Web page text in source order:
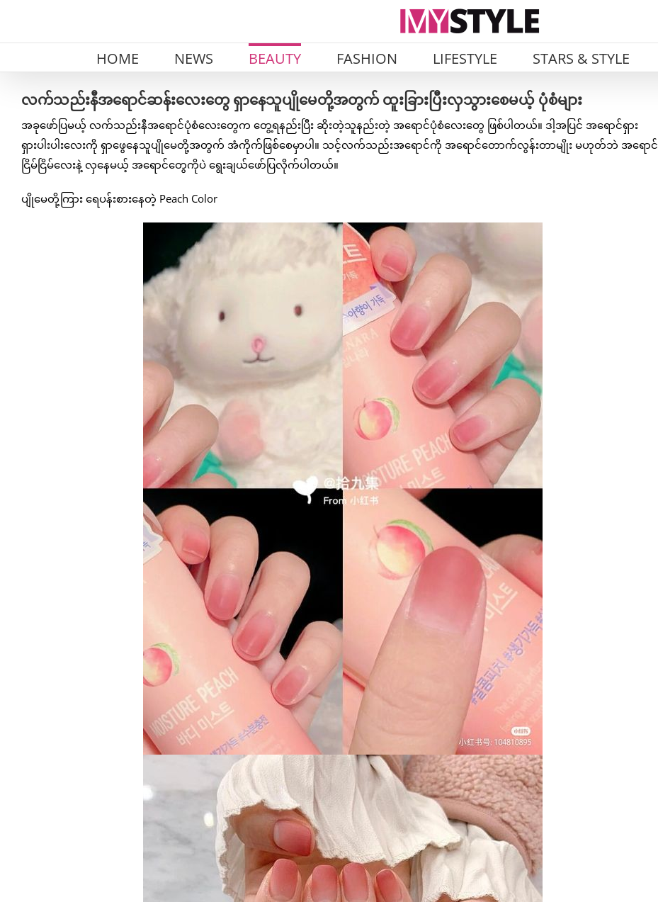
HOME NEWS BEAUTY FASHION LIFESTYLE STARS & STYLE
လက်သည်းနီအရောင်ဆန်းလေးတွေ ရှာနေသူပျိုမေတို့အတွက် ထူးခြားပြီးလှသွားစေမယ့် ပုံစံများ
အခုဖော်ပြမယ့် လက်သည်းနီအရောင်ပုံစံလေးတွေက တွေ့ရနည်းပြီး ဆိုးတဲ့သူနည်းတဲ့ အရောင်ပုံစံလေးတွေ ဖြစ်ပါတယ်။ ဒါ့အပြင် အရောင်ရှား
ရှားပါးပါးလေးကို ရှာဖွေနေသူပျိုမေတို့အတွက် အံကိုက်ဖြစ်စေမှာပါ။ သင့်လက်သည်းအရောင်ကို အရောင်တောက်လွန်းတာမျိုး မဟုတ်ဘဲ အရောင်
ငြိမ်ငြိမ်လေးနဲ့ လှနေမယ့် အရောင်တွေကိုပဲ ရွေးချယ်ဖော်ပြလိုက်ပါတယ်။
ပျိုမေတို့ကြား ရေပန်းစားနေတဲ့ Peach Color